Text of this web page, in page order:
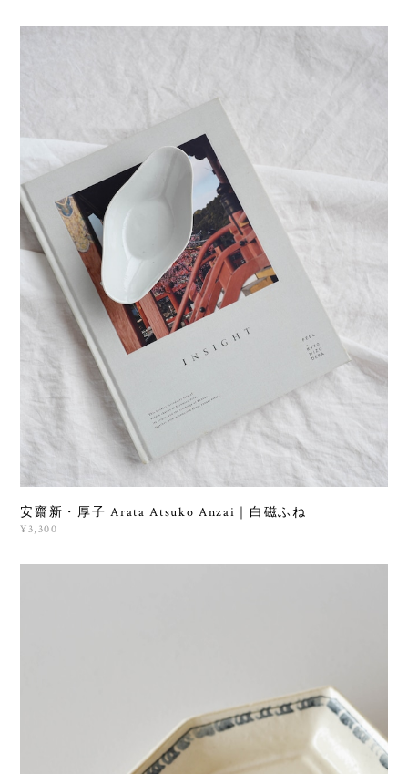
安齋新・厚子 Arata Atsuko Anzai｜白磁ふね
¥3,300